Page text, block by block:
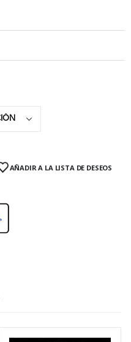
AÑADIR A LA LISTA DE DESEOS